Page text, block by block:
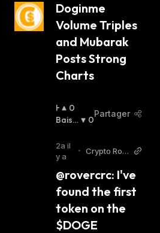
Doginme
Volume Triples
and Mubarak
Posts Strong
Charts
H
A
S
S
E
R
0
Baissi
0
Partager
2a il
y a
• Crypto Rov
@rovercrc: I've
found the first
token on the
$DOGE